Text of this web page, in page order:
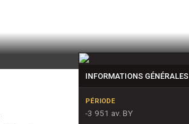
INFORMATIONS GÉNÉRALES
PÉRIODE
-3 951 av. BY